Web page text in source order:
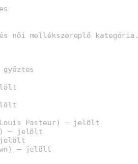
női mellékszereplő kategória.
Pasteur) – jelölt
– jelölt
jelölt
– jelölt